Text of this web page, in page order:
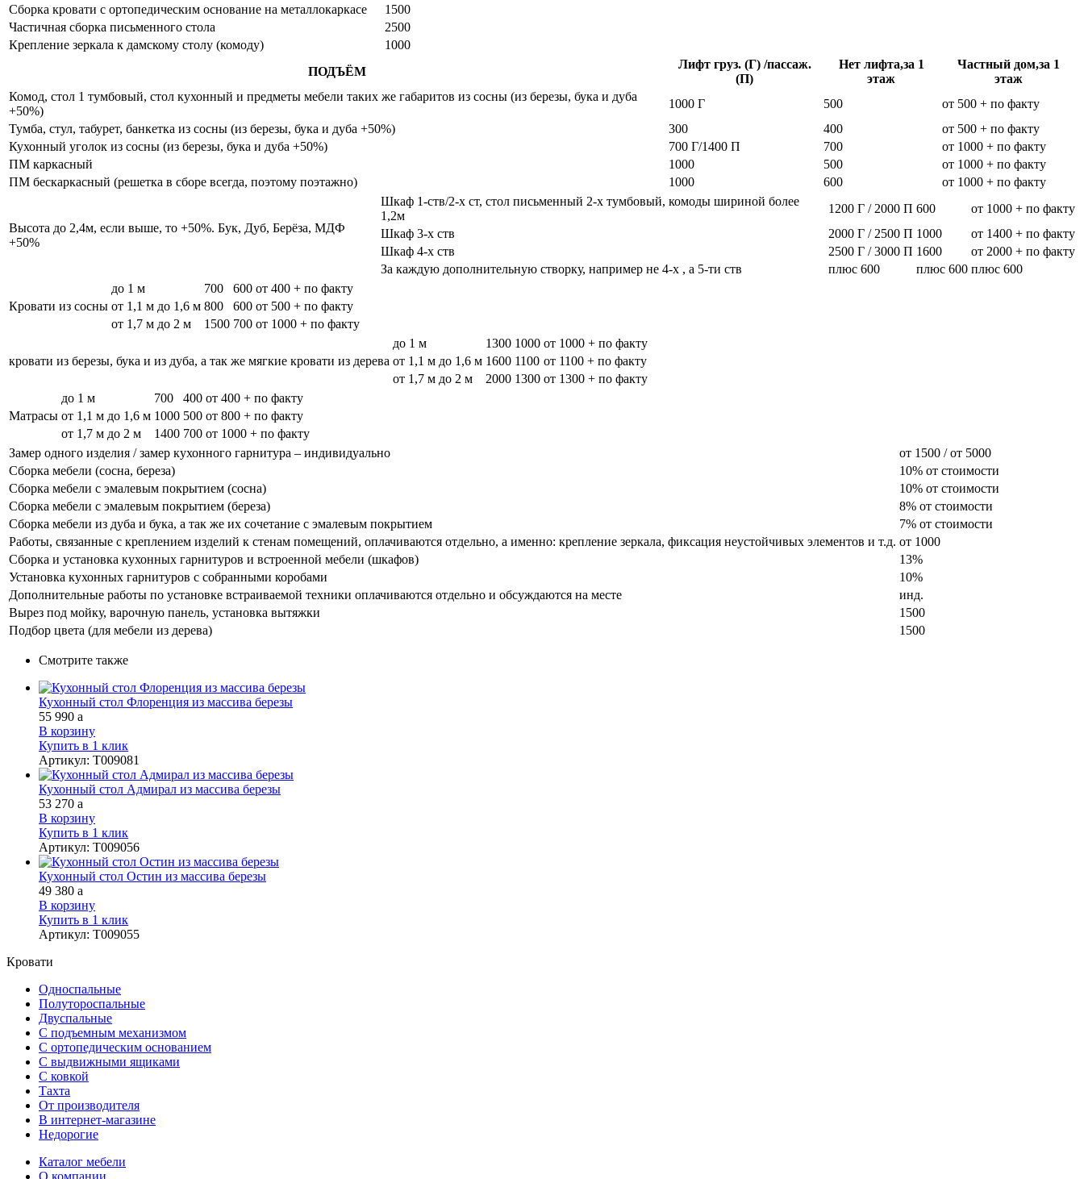
Сборка кровати с ортопедическим основание на металлокаркасе
1500
Частичная сборка письменного стола
2500
Крепление зеркала к дамскому столу (комоду)
1000
ПОДЪЁМ
Лифт груз. (Г) /пассаж.
(П)
Нет лифта,за 1
этаж
Частный дом,за 1
этаж
Комод, стол 1 тумбовый, стол кухонный и предметы мебели таких же габаритов из сосны (из березы, бука и дуба
+50%)
1000 Г 500
от 500 + по факту
Тумба, стул, табурет, банкетка из сосны (из березы, бука и дуба +50%)
300 400
от 500 + по факту
Кухонный уголок из сосны (из березы, бука и дуба +50%)
700 Г/1400 П 700
от 1000 + по факту
ПМ каркасный
1000 500
от 1000 + по факту
ПМ бескаркасный (решетка в сборе всегда, поэтому поэтажно)
1000 600 от 1000 + по факту
Высота до 2,4м, если выше, то +50%. Бук, Дуб, Берёза, МДФ
+50%
Шкаф 1-ств/2-х ст, стол письменный 2-х тумбовый, комоды шириной более
1,2м
1200 Г / 2000 П 600
от 1000 + по факту
Шкаф 3-х ств
2000 Г / 2500 П 1000
от 1400 + по факту
Шкаф 4-х ств
2500 Г / 3000 П 1600
от 2000 + по факту
За каждую дополнительную створку, например не 4-х , а 5-ти ств
плюс 600 плюс 600 плюс 600
Кровати из сосны
до 1 м 700 600 от 400 + по факту
от 1,1 м до 1,6 м 800 600 от 500 + по факту
от 1,7 м до 2 м
1500 700 от 1000 + по факту
кровати из березы, бука и из дуба, а так же мягкие кровати из дерева
до 1 м 1300 1000 от 1000 + по факту
от 1,1 м до 1,6 м 1600 1100 от 1100 + по факту
от 1,7 м до 2 м
2000 1300 от 1300 + по факту
Матрасы
до 1 м 700 400 от 400 + по факту
от 1,1 м до 1,6 м 1000 500 от 800 + по факту
от 1,7 м до 2 м
1400 700 от 1000 + по факту
Замер одного изделия / замер кухонного гарнитура – индивидуально
от 1500 / от 5000
Сборка мебели (сосна, береза)
10% от стоимости
Сборка мебели с эмалевым покрытием (сосна)
10% от стоимости
Сборка мебели с эмалевым покрытием (береза)
8% от стоимости
Сборка мебели из дуба и бука, а так же их сочетание с эмалевым покрытием
7% от стоимости
Работы, связанные с креплением изделий к стенам помещений, оплачиваются отдельно, а именно: крепление зеркала, фиксация неустойчивых элементов и т.д. от 1000
Сборка и установка кухонных гарнитуров и встроенной мебели (шкафов)
13%
Установка кухонных гарнитуров с собранными коробами
10%
Дополнительные работы по установке встраиваемой техники оплачиваются отдельно и обсуждаются на месте
инд.
Вырез под мойку, варочную панель, установка вытяжки
1500
Подбор цвета (для мебели из дерева)
1500
Смотрите также
Кухонный стол Флоренция из массива березы
55 990 a
В корзину
Купить в 1 клик
Артикул: Т009081
Кухонный стол Адмирал из массива березы
53 270 a
В корзину
Купить в 1 клик
Артикул: Т009056
Кухонный стол Остин из массива березы
49 380 a
В корзину
Купить в 1 клик
Артикул: Т009055
Кровати
Односпальные
Полутороспальные
Двуспальные
С подъемным механизмом
С ортопедическим основанием
С выдвижными ящиками
С ковкой
Тахта
От производителя
В интернет-магазине
Недорогие
Каталог мебели
О компании